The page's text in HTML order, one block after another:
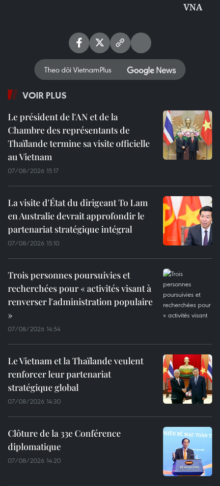
VNA
Theo dõi VietnamPlus
VOIR PLUS
Le président de l'AN et de la
Chambre des représentants de
Thaïlande termine sa visite officielle
au Vietnam
07/08/2026 15:17
La visite d'État du dirigeant To Lam
en Australie devrait approfondir le
partenariat stratégique intégral
07/08/2026 15:10
Trois personnes poursuivies et
recherchées pour « activités visant à
renverser l'administration populaire
»
07/08/2026 14:54
Le Vietnam et la Thaïlande veulent
renforcer leur partenariat
stratégique global
07/08/2026 14:30
Clôture de la 33e Conférence
diplomatique
07/08/2026 14:20